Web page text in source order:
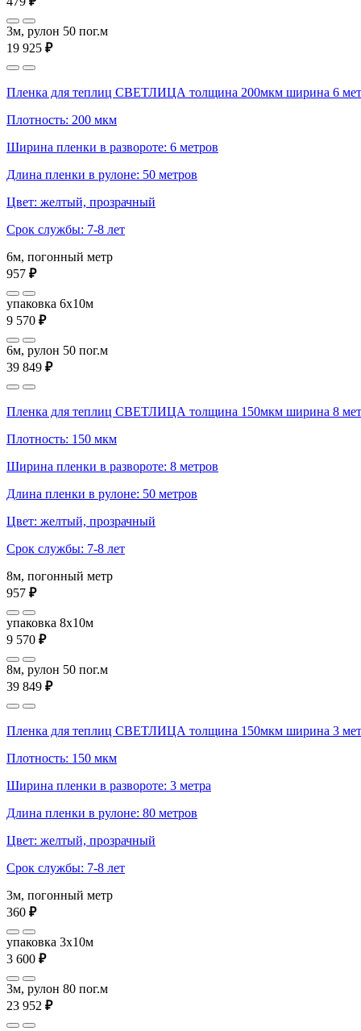
3м, рулон 50 пог.м
19 925 ₽
Пленка для теплиц СВЕТЛИЦА толщина 200мкм ширина 6
Плотность: 200 мкм
Ширина пленки в развороте: 6 метров
Длина пленки в рулоне: 50 метров
Цвет: желтый, прозрачный
Срок службы: 7-8 лет
6м, погонный метр
957 ₽
упаковка 6x10м
9 570 ₽
6м, рулон 50 пог.м
39 849 ₽
Пленка для теплиц СВЕТЛИЦА толщина 150мкм ширина 8
Плотность: 150 мкм
Ширина пленки в развороте: 8 метров
Длина пленки в рулоне: 50 метров
Цвет: желтый, прозрачный
Срок службы: 7-8 лет
8м, погонный метр
957 ₽
упаковка 8x10м
9 570 ₽
8м, рулон 50 пог.м
39 849 ₽
Пленка для теплиц СВЕТЛИЦА толщина 150мкм ширина 3
Плотность: 150 мкм
Ширина пленки в развороте: 3 метра
Длина пленки в рулоне: 80 метров
Цвет: желтый, прозрачный
Срок службы: 7-8 лет
3м, погонный метр
360 ₽
упаковка 3x10м
3 600 ₽
3м, рулон 80 пог.м
23 952 ₽